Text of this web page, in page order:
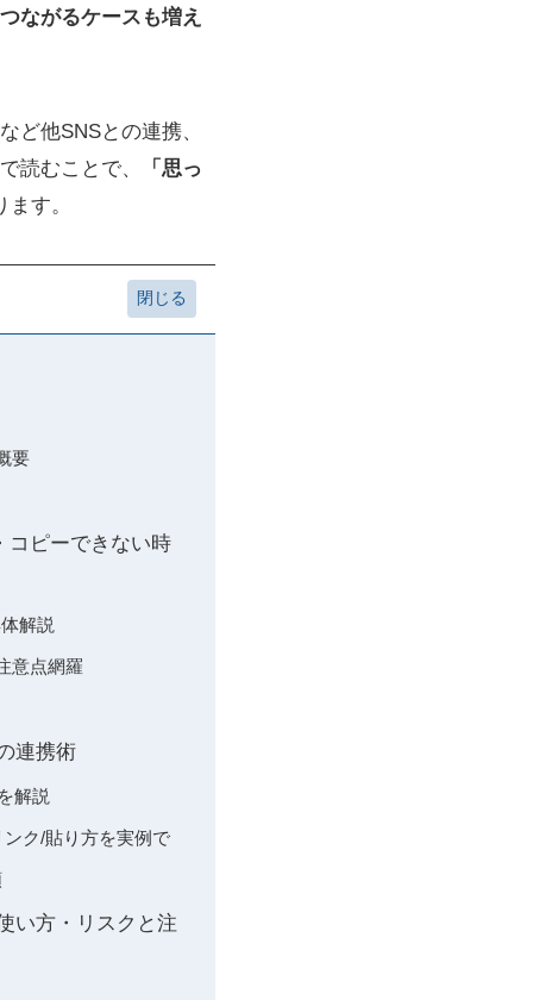
ながるケースも増え
ど他SNSとの連携、
読むことで、
「思っ
す。
要
コピーできない時
解説
意点網羅
連携術
解説
ク/貼り方を実例で
い方・リスクと注